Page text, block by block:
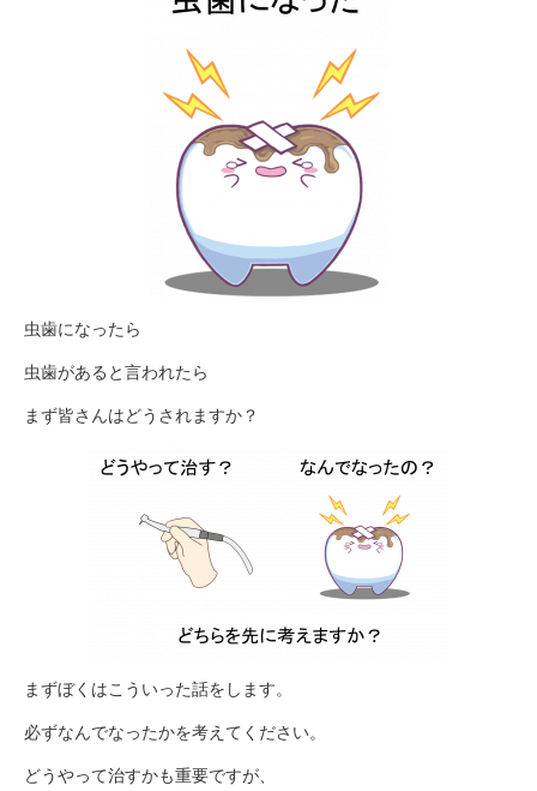
虫歯になったら
虫歯があると言われたら
まず皆さんはどうされますか？
まずぼくはこういった話をします。
必ずなんでなったかを考えてください。
どうやって治すかも重要ですが、